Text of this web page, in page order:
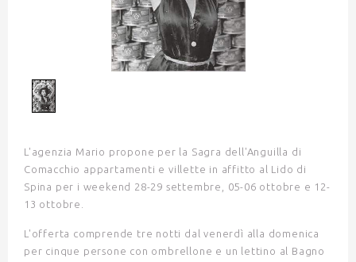
L'agenzia Mario propone per la Sagra dell'Anguilla di
Comacchio appartamenti e villette in affitto al Lido di
Spina per i weekend 28-29 settembre, 05-06 ottobre e 12-
13 ottobre.
L'offerta comprende tre notti dal venerdì alla domenica
per cinque persone con ombrellone e un lettino al Bagno